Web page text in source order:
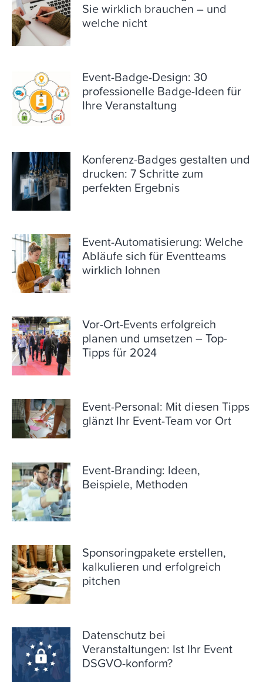
Über EventMobi
Technologiebranche
Finanzbranche
EN DE
Demo anfordern
Sie wirklich brauchen – und
welche nicht
Event-Badge-Design: 30
professionelle Badge-Ideen für
Ihre Veranstaltung
Konferenz-Badges gestalten und
drucken: 7 Schritte zum
perfekten Ergebnis
Event-Automatisierung: Welche
Abläufe sich für Eventteams
wirklich lohnen
Vor-Ort-Events erfolgreich
planen und umsetzen – Top-
Tipps für 2024
Event-Personal: Mit diesen Tipps
glänzt Ihr Event-Team vor Ort
Event-Branding: Ideen,
Beispiele, Methoden
Sponsoringpakete erstellen,
kalkulieren und erfolgreich
pitchen
Datenschutz bei
Veranstaltungen: Ist Ihr Event
DSGVO-konform?